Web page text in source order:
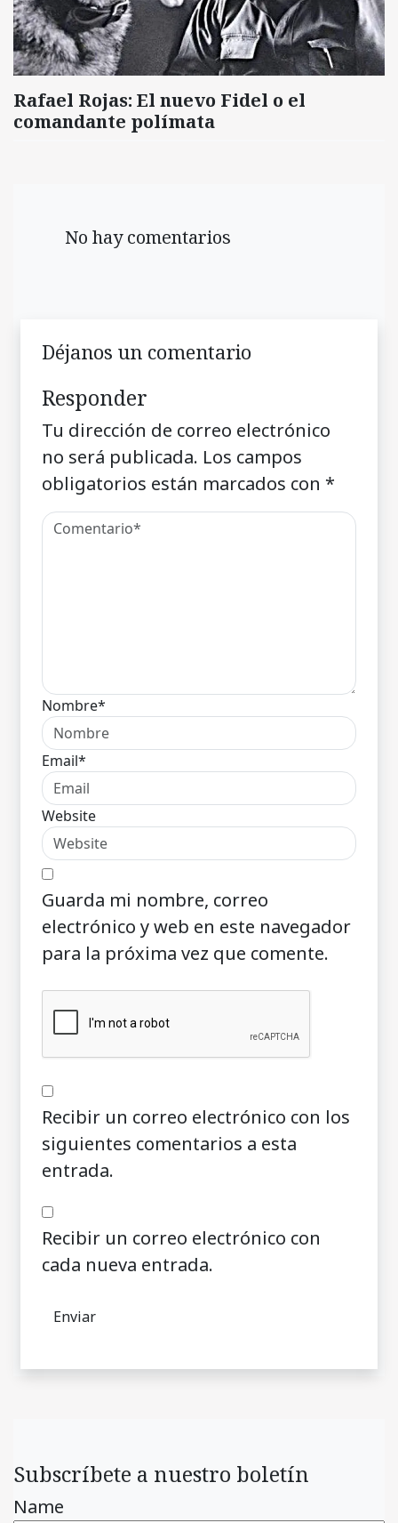
Rafael Rojas: El nuevo Fidel o el
comandante polímata
No hay comentarios
Déjanos un comentario
Responder
Tu dirección de correo electrónico
no será publicada. Los campos
obligatorios están marcados con *
Nombre*
Email*
Website
Guarda mi nombre, correo
electrónico y web en este navegador
para la próxima vez que comente.
Recibir un correo electrónico con los
siguientes comentarios a esta
entrada.
Recibir un correo electrónico con
cada nueva entrada.
Subscríbete a nuestro boletín
Name